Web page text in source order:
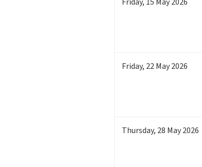
Friday, 22May 2026
Thursday, 28 May 2026